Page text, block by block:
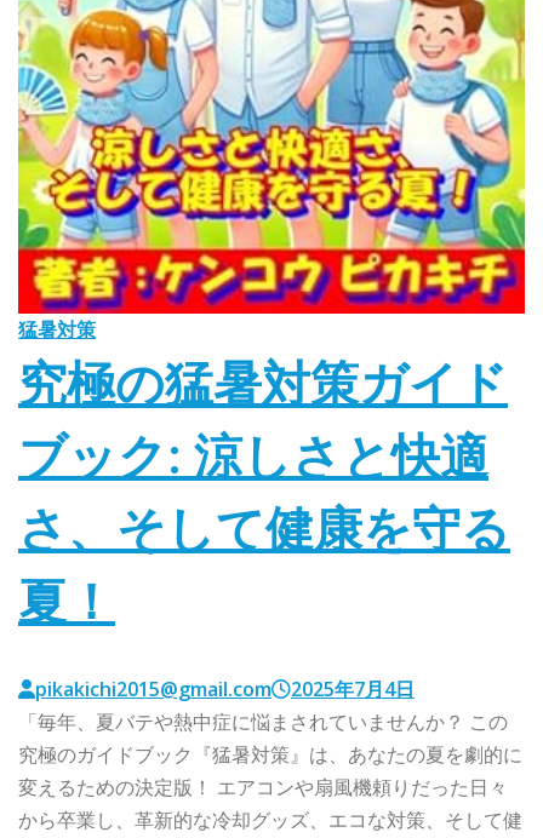
猛暑対策
究極の猛暑対策ガイド
ブック: 涼しさと快適
さ、そして健康を守る
夏！
pikakichi2015@gmail.com
2025年7月4日
「毎年、夏バテや熱中症に悩まされていませんか？ この
究極のガイドブック『猛暑対策』は、あなたの夏を劇的に
変えるための決定版！ エアコンや扇風機頼りだった日々
から卒業し、革新的な冷却グッズ、エコな対策、そして健